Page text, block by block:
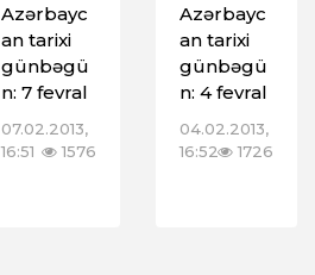
Azərbayc
an tarixi
günbəgü
n: 7 fevral
07.02.2013,
16:51
1576
Azərbayc
an tarixi
günbəgü
n: 4 fevral
04.02.2013,
16:52
1726